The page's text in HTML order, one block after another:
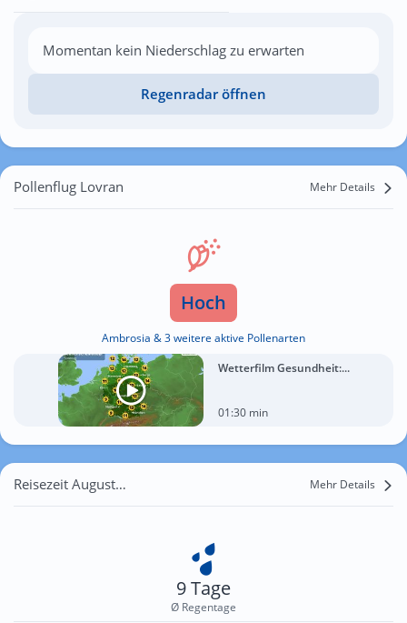
Momentan kein Niederschlag zu erwarten
Regenradar öffnen
Pollenflug Lovran Mehr Details
Hoch
Ambrosia & 3 weitere aktive Pollenarten
Wetterfilm Gesundheit:...
01:30 min
Reisezeit August für Lovran Mehr Details
9 Tage
Ø Regentage